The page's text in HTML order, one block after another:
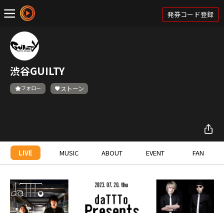
発券コード登録
渋谷GUILTY
フォロー ストーン
LIVE MUSIC ABOUT EVENT FAN